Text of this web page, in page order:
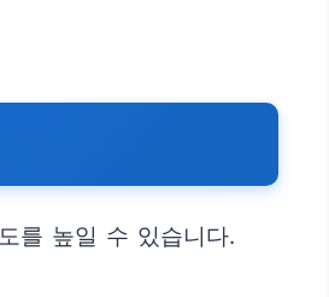
를 높일 수 있습니다.